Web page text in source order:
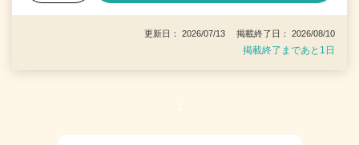
更新日： 2026/07/13 掲載終了日： 2026/08/10
掲載終了まであと1日
1